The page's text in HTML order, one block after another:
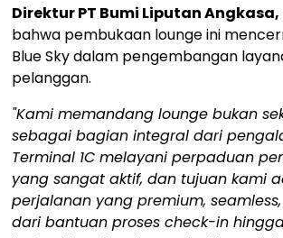
Direktur PT Bumi Liputan Angkasa,
bahwa pembukaan lounge ini
Blue Sky dalam pengembangan
pelanggan.
"Kami memandang lounge bukan
sebagai bagian integral dari
Terminal 1C melayani perpaduan
yang sangat aktif, dan tujuan kami
perjalanan yang premium,
dari bantuan proses check-in